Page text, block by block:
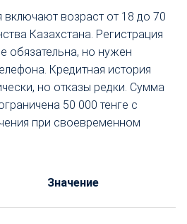
возраст от 18 до 70
Казахстана. Регистрация
обязательна, но нужен
Кредитная история
но отказы редки. Сумма
50 000 тенге с
при своевременном
Значение